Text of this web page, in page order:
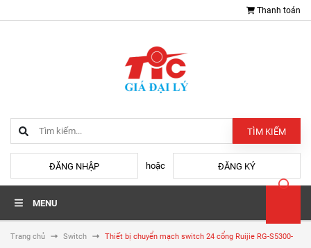
Thanh toán
TÌM KIẾM
ĐĂNG NHẬP hoặc ĐĂNG KÝ
MENU
Trang chủ Switch
Thiết bị chuyển mạch switch 24 cổng Ruijie RG-S5300-